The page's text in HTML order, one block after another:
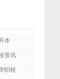
本
资讯
职校